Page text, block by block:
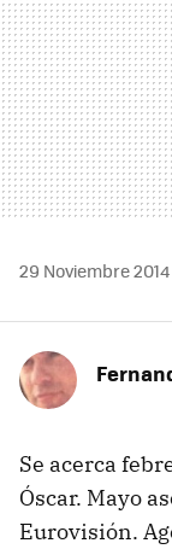
29 Noviembre 2014
Se acerca
Óscar. Mayo
Eurovisión.